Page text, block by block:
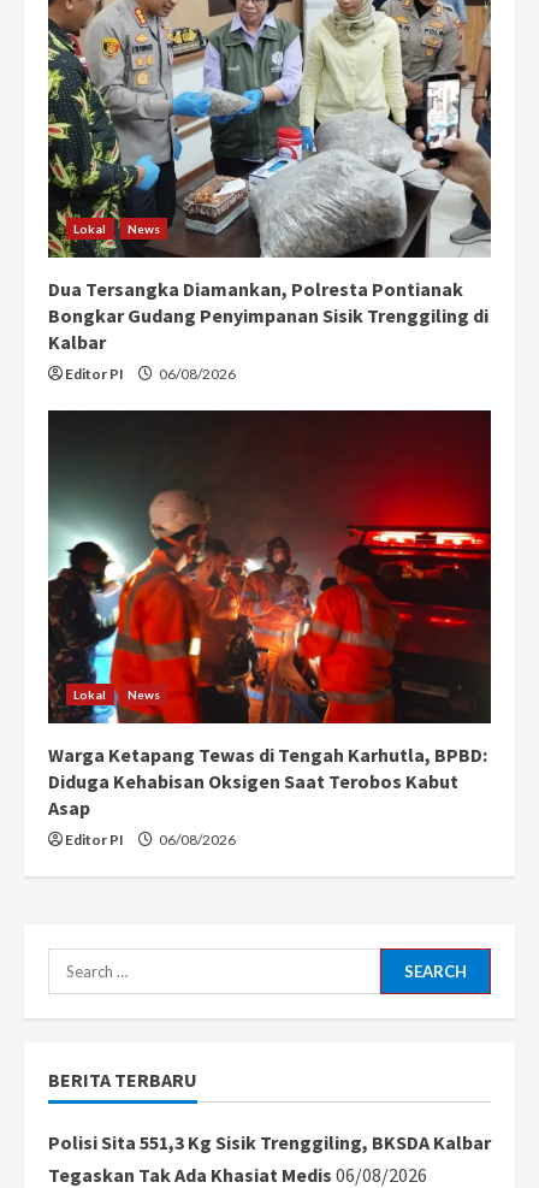
Lokal News
Dua Tersangka Diamankan, Polresta Pontianak
Bongkar Gudang Penyimpanan Sisik Trenggiling di
Kalbar
Editor PI 06/08/2026
Lokal News
Warga Ketapang Tewas di Tengah Karhutla, BPBD:
Diduga Kehabisan Oksigen Saat Terobos Kabut
Asap
Editor PI 06/08/2026
Search
for:
BERITA TERBARU
Polisi Sita 551,3 Kg Sisik Trenggiling, BKSDA Kalbar
Tegaskan Tak Ada Khasiat Medis 06/08/2026